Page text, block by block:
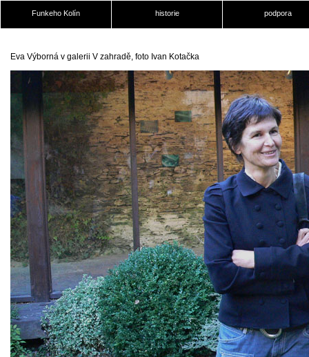
Funkeho Kolín historie podpora
Eva Výborná v galerii V zahradě, foto Ivan Kotačka